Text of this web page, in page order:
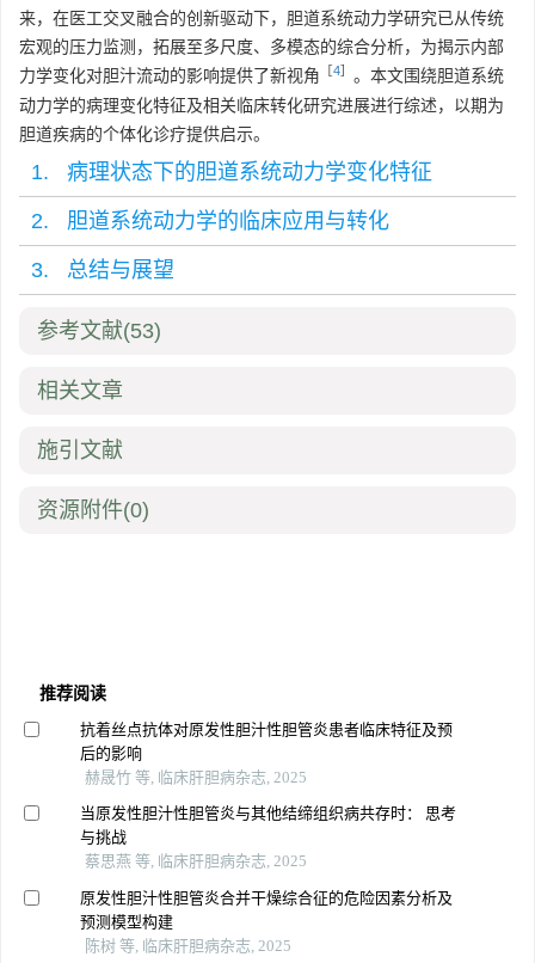
来，在医工交叉融合的创新驱动下，胆道系统动力学研究已从传统
宏观的压力监测，拓展至多尺度、多模态的综合分析，为揭示内部
力学变化对胆汁流动的影响提供了新视角 ［4］ 。本文围绕胆道系统
动力学的病理变化特征及相关临床转化研究进展进行综述，以期为
胆道疾病的个体化诊疗提供启示。
1. 病理状态下的胆道系统动力学变化特征
2. 胆道系统动力学的临床应用与转化
3. 总结与展望
参考文献(53)
相关文章
施引文献
资源附件(0)
推荐阅读
抗着丝点抗体对原发性胆汁性胆管炎患者临床特征及预
后的影响
赫晟竹 等, 临床肝胆病杂志, 2025
当原发性胆汁性胆管炎与其他结缔组织病共存时： 思考
与挑战
蔡思燕 等, 临床肝胆病杂志, 2025
原发性胆汁性胆管炎合并干燥综合征的危险因素分析及
预测模型构建
陈树 等, 临床肝胆病杂志, 2025